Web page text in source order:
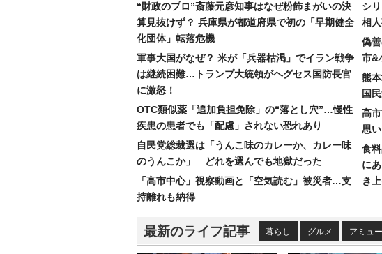
“財政のプロ”斎藤元彦知事はなぜ粉飾まがいの決
算見抜けず？ 兵庫県が都道府県で初の「早期健全
化団体」転落危機
軍事大国がなぜ？ 米が「兵器枯渇」でイラン戦争
は継続困難…トランプ大統領がヘグセス国防長官
に激怒！
OTC類似薬「追加負担免除」の“落とし穴”…慢性
疾患の患者でも「配慮」されない恐れあり
自民党総裁選は「うんこ味のカレーか、カレー味
のうんこか」 どれを選んでも地獄だった
「高市中心」視察動画と「空気読む」被災者…支
持離れも納得
シ
相
偽
市&
熊
国
高
思
食
に
き
最新のライフ記事 暮らし グルメ アミュ